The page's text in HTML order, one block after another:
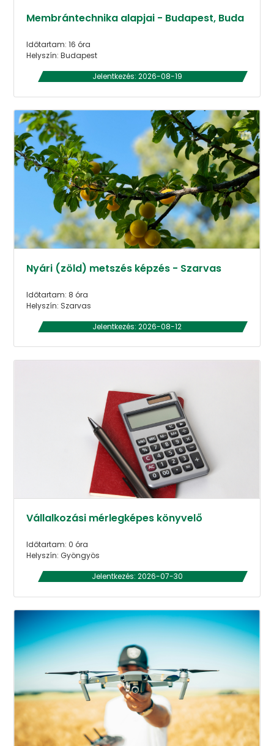
Membrántechnika alapjai - Budapest, Buda
Időtartam: 16 óra
Helyszín: Budapest
Jelentkezés: 2026-08-19
Nyári (zöld) metszés képzés - Szarvas
Időtartam: 8 óra
Helyszín: Szarvas
Jelentkezés: 2026-08-12
Vállalkozási mérlegképes könyvelő
Időtartam: 0 óra
Helyszín: Gyöngyös
Jelentkezés: 2026-07-30